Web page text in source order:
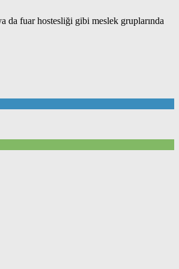
da fuar hostesliği gibi meslek gruplarında